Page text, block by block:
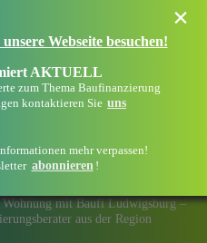
mit Baufi Ludwigsburg –
aus der Region
×
Webseite besuchen!
AKTUELL
zum Thema Baufinanzierung
kontaktieren Sie uns
mehr verpassen!
abonnieren !